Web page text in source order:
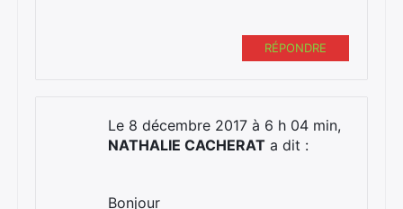
RÉPONDRE
Le 8 décembre 2017 à 6 h 04 min,
NATHALIE CACHERAT a dit :
Bonjour